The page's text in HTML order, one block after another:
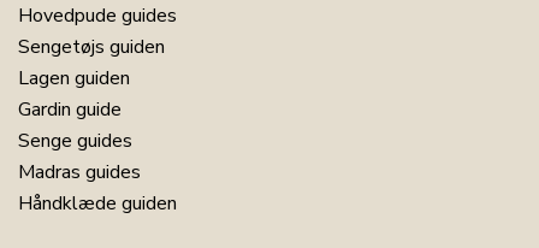
Hovedpude guides
Sengetøjs guiden
Lagen guiden
Gardin guide
Senge guides
Madras guides
Håndklæde guiden